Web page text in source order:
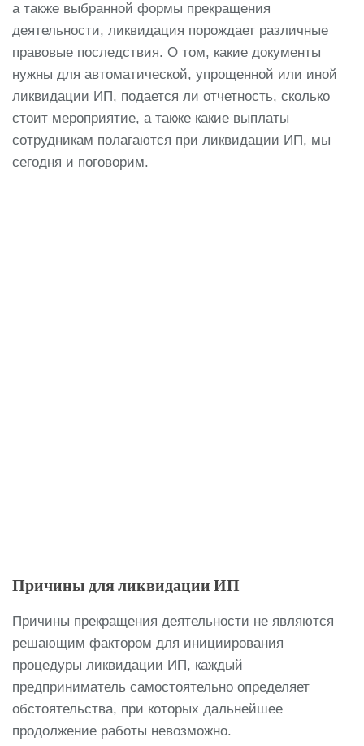
а также выбранной формы прекращения
деятельности, ликвидация порождает различные
правовые последствия. О том, какие документы
нужны для автоматической, упрощенной или иной
ликвидации ИП, подается ли отчетность, сколько
стоит мероприятие, а также какие выплаты
сотрудникам полагаются при ликвидации ИП, мы
сегодня и поговорим.
Причины для ликвидации ИП
Причины прекращения деятельности не являются
решающим фактором для инициирования
процедуры ликвидации ИП, каждый
предприниматель самостоятельно определяет
обстоятельства, при которых дальнейшее
продолжение работы невозможно.